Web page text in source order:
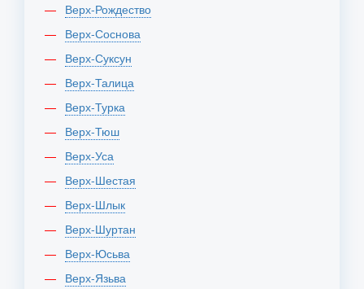
Верх-Рождество
Верх-Соснова
Верх-Суксун
Верх-Талица
Верх-Турка
Верх-Тюш
Верх-Уса
Верх-Шестая
Верх-Шлык
Верх-Шуртан
Верх-Юсьва
Верх-Язьва